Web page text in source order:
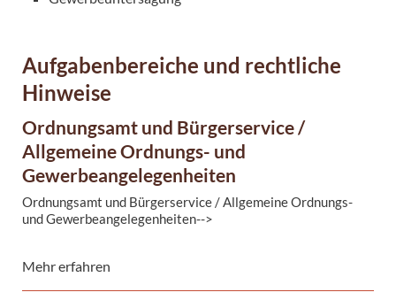
Aufgabenbereiche und rechtliche
Hinweise
Ordnungsamt und Bürgerservice /
Allgemeine Ordnungs- und
Gewerbeangelegenheiten
Ordnungsamt und Bürgerservice / Allgemeine Ordnungs-
und Gewerbeangelegenheiten-->
Mehr erfahren